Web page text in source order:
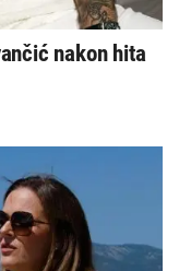
nakon hita